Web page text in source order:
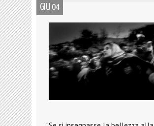
GIU 04